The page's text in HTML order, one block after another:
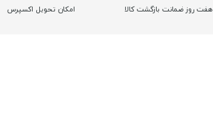
هفت روز ضمانت بازگشت کالا امکان تحویل اکسپرس